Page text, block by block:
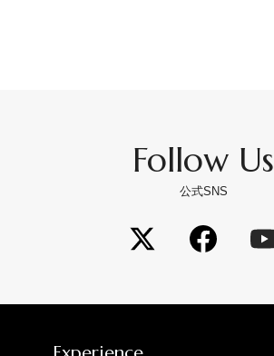
Follow Us
公式SNS